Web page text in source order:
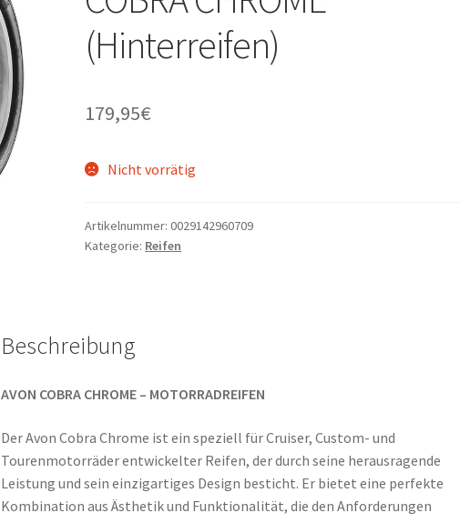
(Hinterreifen)
179,95€
Nicht vorrätig
Artikelnummer:0029142960709
Kategorie: Reifen
Beschreibung
AVON COBRA CHROME – MOTORRADREIFEN
Der Avon Cobra Chrome ist ein speziell für Cruiser, Custom- und
Tourenmotorräder entwickelter Reifen, der durch seine herausragende
Leistung und sein einzigartiges Design besticht. Er bietet eine perfekte
Kombination aus Ästhetik und Funktionalität, die den Anforderungen